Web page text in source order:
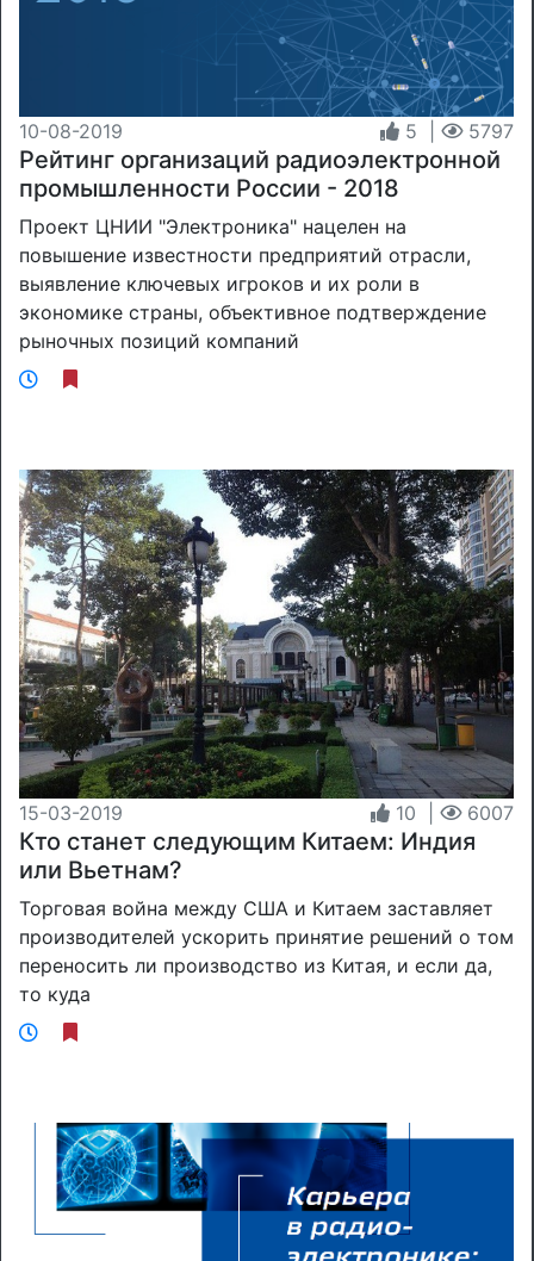
10-08-2019 5 5797
Рейтинг организаций радиоэлектронной
промышленности России - 2018
Проект ЦНИИ "Электроника" нацелен на
повышение известности предприятий отрасли,
выявление ключевых игроков и их роли в
экономике страны, объективное подтверждение
рыночных позиций компаний
15-03-2019 10 6007
Кто станет следующим Китаем: Индия
или Вьетнам?
Торговая война между США и Китаем заставляет
производителей ускорить принятие решений о том
переносить ли производство из Китая, и если да,
то куда